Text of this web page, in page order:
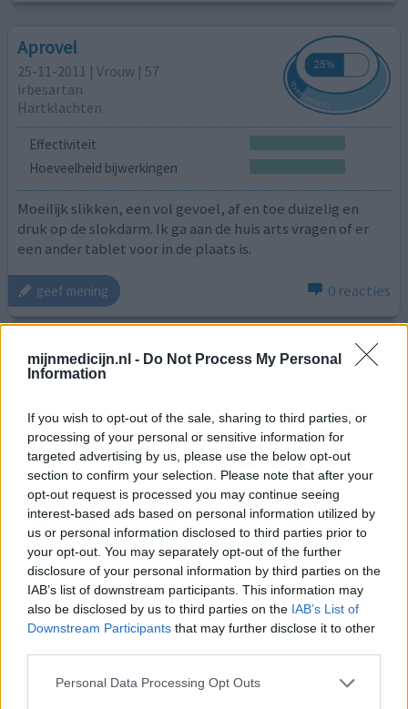
mijnmedicijn.nl - Do Not Process My Personal
Information
If you wish to opt-out of the sale, sharing to third parties, or
processing of your personal or sensitive information for
targeted advertising by us, please use the below opt-out
section to confirm your selection. Please note that after your
opt-out request is processed you may continue seeing
interest-based ads based on personal information utilized by
us or personal information disclosed to third parties prior to
your opt-out. You may separately opt-out of the further
disclosure of your personal information by third parties on the
IAB’s list of downstream participants. This information may
also be disclosed by us to third parties on the IAB’s List of
Downstream Participants that may further disclose it to other
Personal Data Processing Opt Outs
Aprovel
25-11-2011 | Vrouw | 57
irbesartan
Hartklachten
Effectiviteit
Hoeveelheid bijwerkingen
Moeilijk slikken, een vol gevoel, af en toe duizelig en
druk op de slokdarm. Ik ga aan de huis arts vragen of er
een ander tablet voor in de plaats is.
geef mening 0 reacties
Aprovel
25-11-2011 | Vrouw | 47
Hoge bloeddruk
Effectiviteit
Hoeveelheid bijwerkingen
Heb sinds enkele weken dit medicijn. Heb weinig last van
bijwerkingen. Raak eindelijk weer eens wat vocht kwijt.
Hen er wel last van dat ik het sneller koud heb.
geef mening 0 reacties
Aprovel